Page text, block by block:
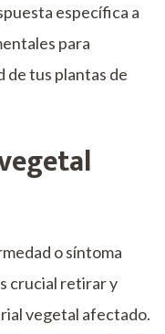
específica a
para
de tus plantas de
o síntoma
crucial retirar y
vegetal afectado.